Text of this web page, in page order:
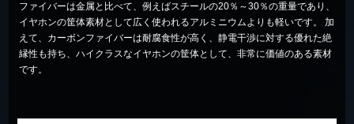
ファイバーは金属と比べて、例えばスチールの20％～30％の重量であり、
イヤホンの筐体素材として広く使われるアルミニウムよりも軽いです。 加
えて、カーボンファイバーは耐腐食性が高く、静電干渉に対する優れた絶
縁性も持ち、ハイクラスなイヤホンの筐体として、非常に価値のある素材
です。